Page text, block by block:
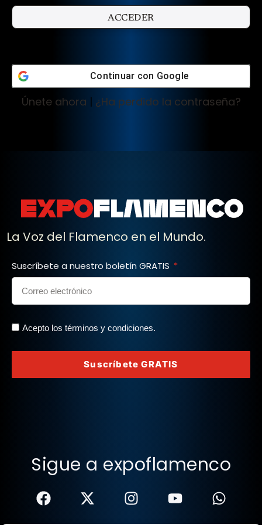
Continuar con Google
Únete ahora | ¿Ha perdido la contraseña?
La Voz del Flamenco en el Mundo.
Suscríbete a nuestro boletín GRATIS
Acepto los términos y condiciones.
Suscríbete GRATIS
Sigue a expoflamenco